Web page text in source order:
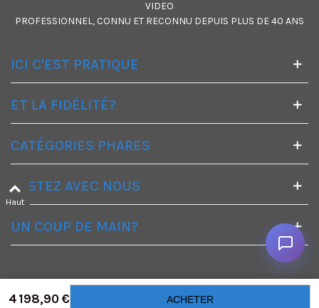
4 198,90 € ACHETER
VIDEO
PROFESSIONNEL, CONNU ET RECONNU DEPUIS PLUS DE 40 ANS
ICI C'EST PRATIQUE
ET LA FIDÉLITÉ?
CATÉGORIES PHARES
RESTEZ AVEC NOUS
UN COUP DE MAIN?
Haut